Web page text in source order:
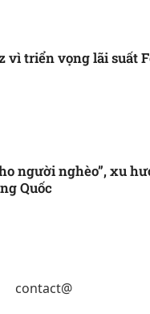
phá tan cuộc phản
năng mở rộng
vì triển vọng lãi suất
người nghèo”, xu
Quốc
contact@